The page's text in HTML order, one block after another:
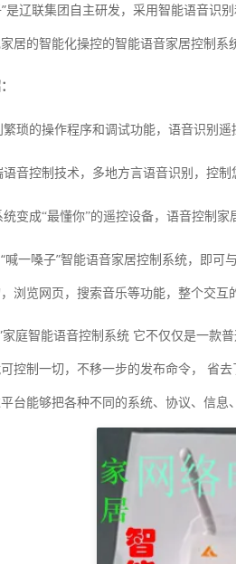
辽联集团自主研发，采用智能语音识
居的智能化操控的智能语音家居控制系
的操作程序和调试功能，语音识别遥
控制技术，多地方言语音识别，控制
成“最懂你”的遥控设备，语音控制家
喊一嗓子”智能语音家居控制系统，即
浏览网页，搜索音乐等功能，整个交互
庭智能语音控制系统 它不仅仅是一款
控制一切，不移一步的发布命令， 省
台能够把各种不同的系统、协议、信息